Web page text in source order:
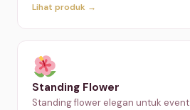
Lihat produk →
Standing Flower
Standing flower elegan untuk event